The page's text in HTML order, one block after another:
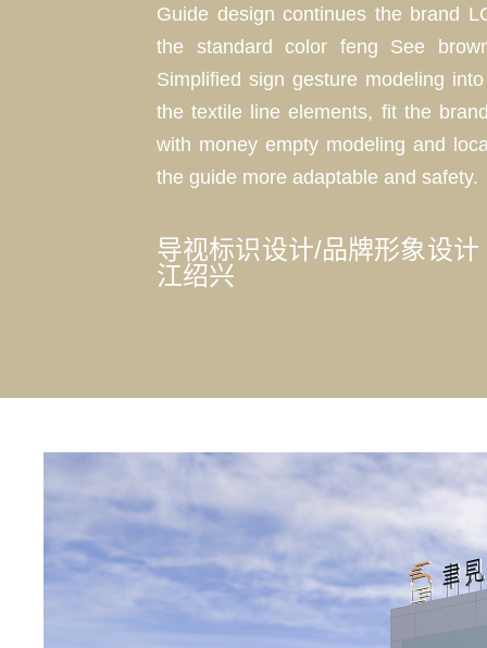
Guide design continues the brand
the standard color feng See
Simplified sign gesture modeling
the textile line elements, fit the
with money empty modeling and
the guide more adaptable and safety.
导视标识设计/品牌形象设
江绍兴